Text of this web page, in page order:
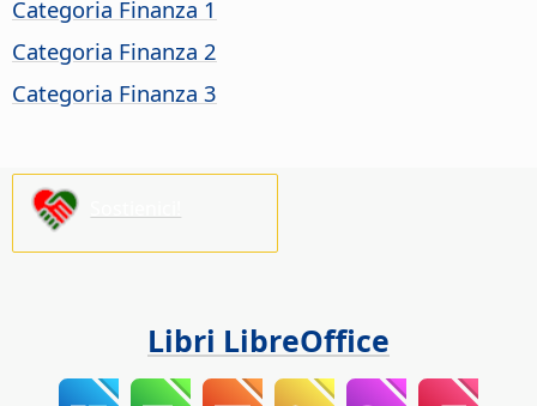
Categoria Finanza 1
Categoria Finanza 2
Categoria Finanza 3
Libri LibreOffice